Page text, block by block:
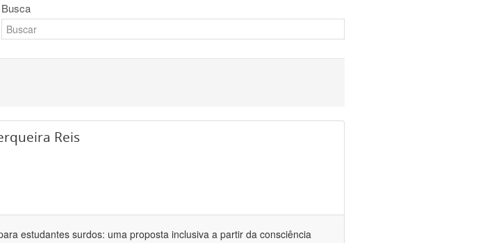
Busca
Reis
estudantes surdos: uma proposta inclusiva a partir da consciência